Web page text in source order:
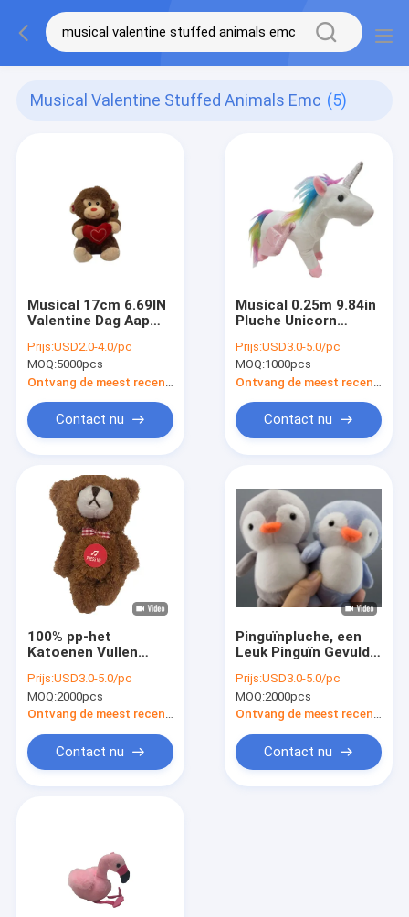
Musical Valentine Stuffed Animals Emc (5)
Musical 17cm 6.69IN
Valentine Dag Aap
Prijs:USD2.0-4.0/pc
MOQ:5000pcs
Contact nu
Musical 0.25m 9.84in
Pluche Unicorn
Light op Speelgoed
Prijs:USD3.0-5.0/pc
MOQ:1000pcs
Contact nu
100% pp-het
Katoenen Vullen
belangrijke Ketting
met Muziekdoos
Prijs:USD3.0-5.0/pc
MOQ:2000pcs
Contact nu
Pinguïnpluche, een
Leuk Pinguïn Gevuld
Dinosaurussen, het
Stuk speelgoed van
de Pinguïnpluche
Meisjes,
Verjaardagsgi
Prijs:USD3.0-5.0/pc
MOQ:2000pcs
Contact nu